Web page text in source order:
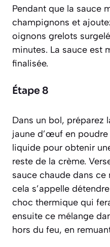
Pendant que la sauce
champignons et
oignons grelots
minutes. La sauce est
finalisée.
Étape 8
Dans un bol, préparez
jaune d’œuf en
liquide pour obtenir
reste de la crème.
sauce chaude dans
cela s’appelle
choc thermique qui
ensuite ce mélange
hors du feu, en